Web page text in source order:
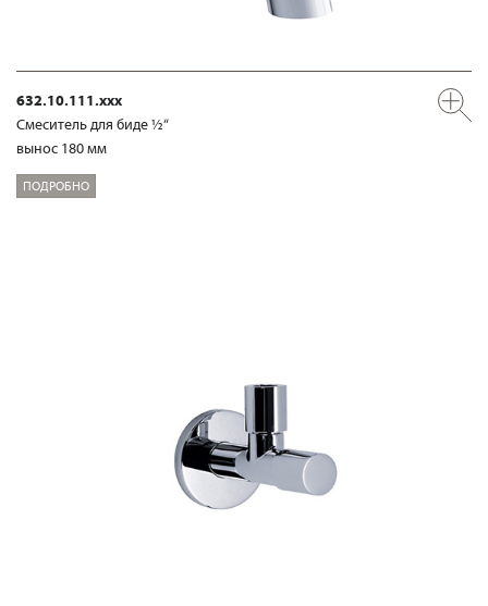
632.10.111.xxx
Смеситель для биде ½“
вынос 180 мм
ПОДРОБНО